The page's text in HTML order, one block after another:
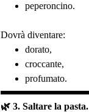
peperoncino.
Dovrà diventare:
dorato,
croccante,
profumato.
🌿 3. Saltare la pasta.